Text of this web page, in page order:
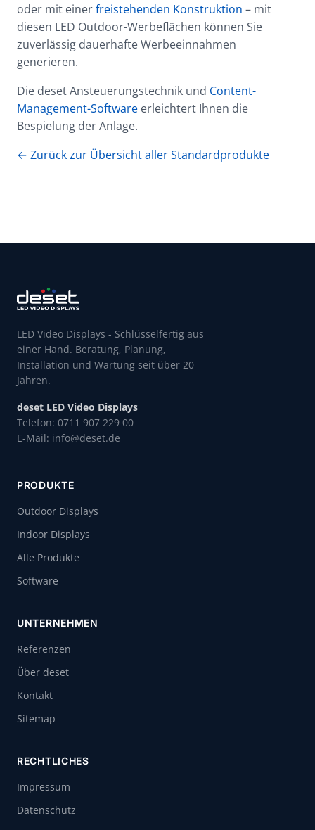
oder mit einerfreistehenden Konstruktion – mit
diesen LED Outdoor-Werbeflächen können Sie
zuverlässig dauerhafte Werbeeinnahmen
generieren.
Die deset Ansteuerungstechnik und Content-
Management-Software erleichtert Ihnen die
Bespielung der Anlage.
← Zurück zur Übersicht aller Standardprodukte
LED Video Displays - Schlüsselfertig aus
einer Hand. Beratung, Planung,
Installation und Wartung seit über 20
Jahren.
deset LED Video Displays
Telefon: 0711 907 229 00
E-Mail: info@deset.de
PRODUKTE
Outdoor Displays
Indoor Displays
Alle Produkte
Software
UNTERNEHMEN
Referenzen
Über deset
Kontakt
Sitemap
RECHTLICHES
Impressum
Datenschutz